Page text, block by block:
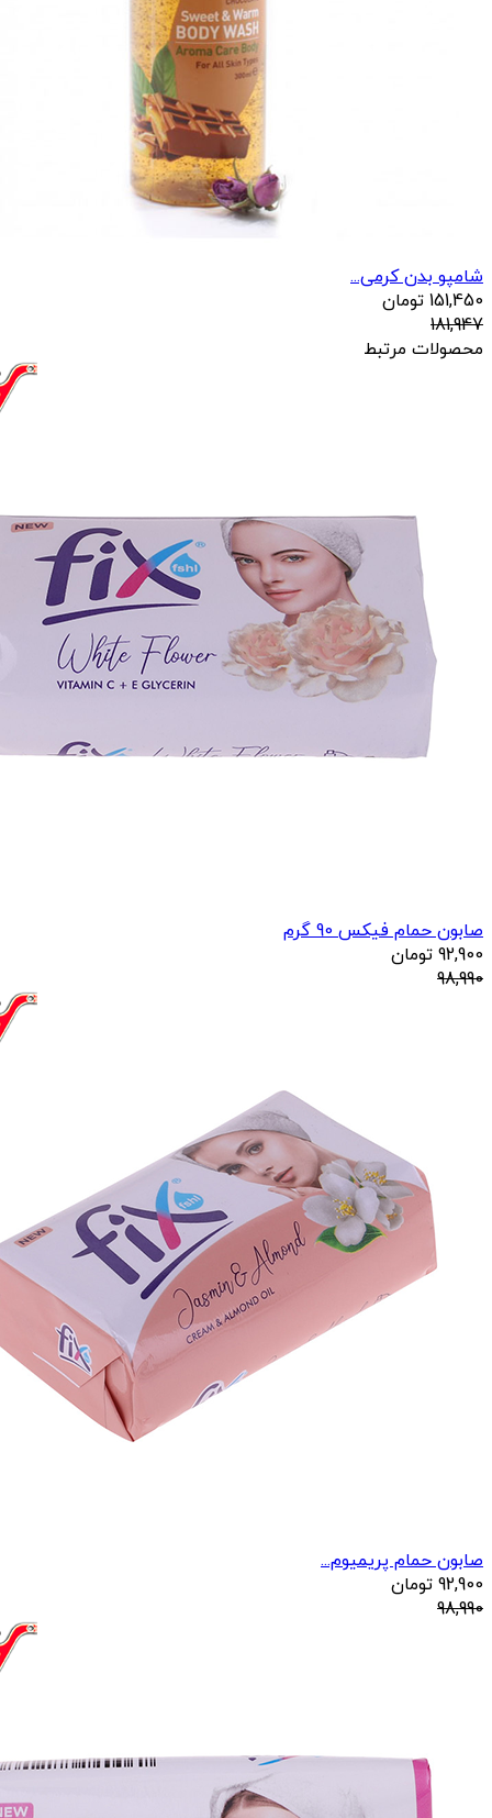
شامپو بدن کرمی...
151,450 تومان
181,947
محصولات مرتبط
صابون حمام فیکس 90 گرم
92,900 تومان
98,990
صابون حمام پریمیوم...
92,900 تومان
98,990